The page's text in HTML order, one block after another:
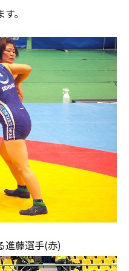
。
進藤選手(赤)